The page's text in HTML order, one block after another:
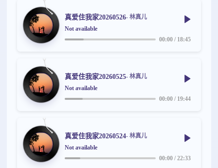
真爱住我家20260526- 林真儿
Not available
00:00 / 18:45
真爱住我家20260525- 林真儿
Not available
00:00 / 19:44
真爱住我家20260524- 林真儿
Not available
00:00 /22:33